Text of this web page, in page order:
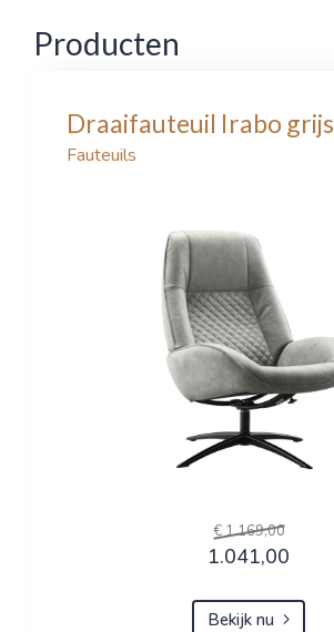
Producten
Draaifauteuil Irabo grijs
Fauteuils
€ 1.169,00
1.041,00
Bekijk nu